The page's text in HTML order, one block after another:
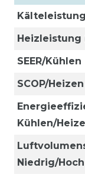
Heizleistung
SEER/Kühlen
SCOP/Heizen
Kühlen/
Niedrig/